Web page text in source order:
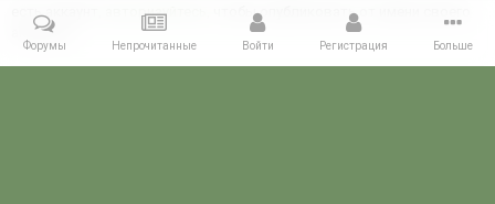
есть аккаунт,
авторизуйтесь
, чтобы опубликовать от имени своего
аккаунта.
Форумы Непрочитанные Войти Регистрация Больше